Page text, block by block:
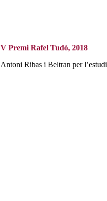
V Premi Rafel Tudó, 2018
Antoni Ribas i Beltran per l’estudi